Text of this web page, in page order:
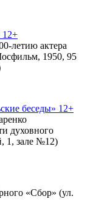
12+
летию актера
1950, 95
беседы» 12+
духовного
1, зале №12)
«Сбор» (ул.